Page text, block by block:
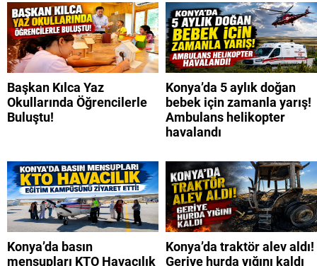
Başkan Kılca Yaz
Okullarında Öğrencilerle
Buluştu!
Konya’da 5 aylık doğan
bebek için zamanla yarış!
Ambulans helikopter
havalandı
Konya’da basın
mensupları KTO Havacılık
Konya’da traktör alev aldı!
Geriye hurda yığını kaldı